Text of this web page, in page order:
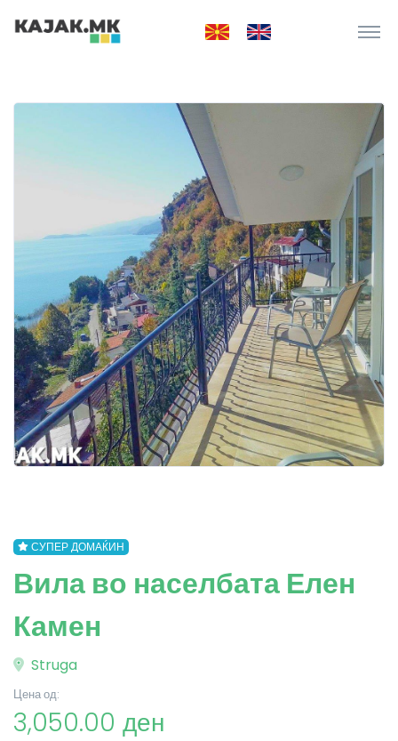
СУПЕР ДОМАЌИН
Вила во населбата Елен
Камен
Struga
Цена од:
3,050.00 ден